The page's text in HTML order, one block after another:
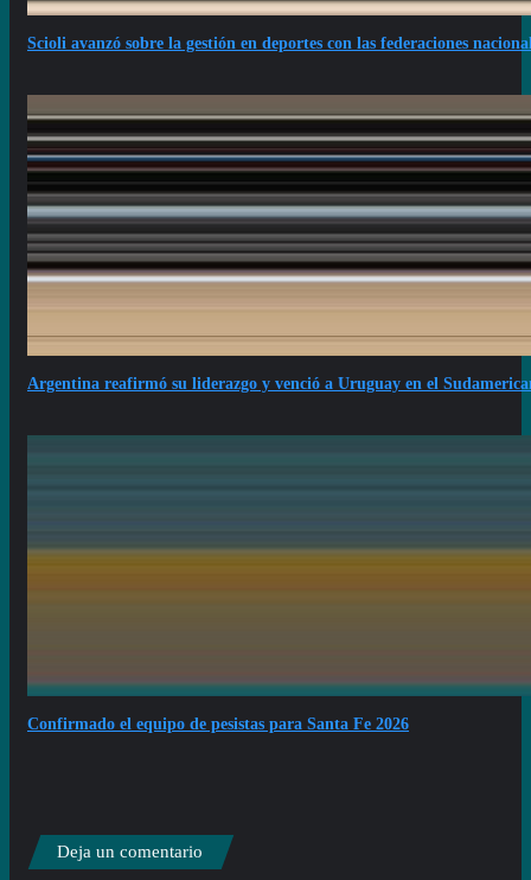
Scioli avanzó sobre la gestión en deportes con las federaciones
Argentina reafirmó su liderazgo y venció a Uruguay en el
Confirmado el equipo de pesistas para Santa Fe 2026
Deja un comentario